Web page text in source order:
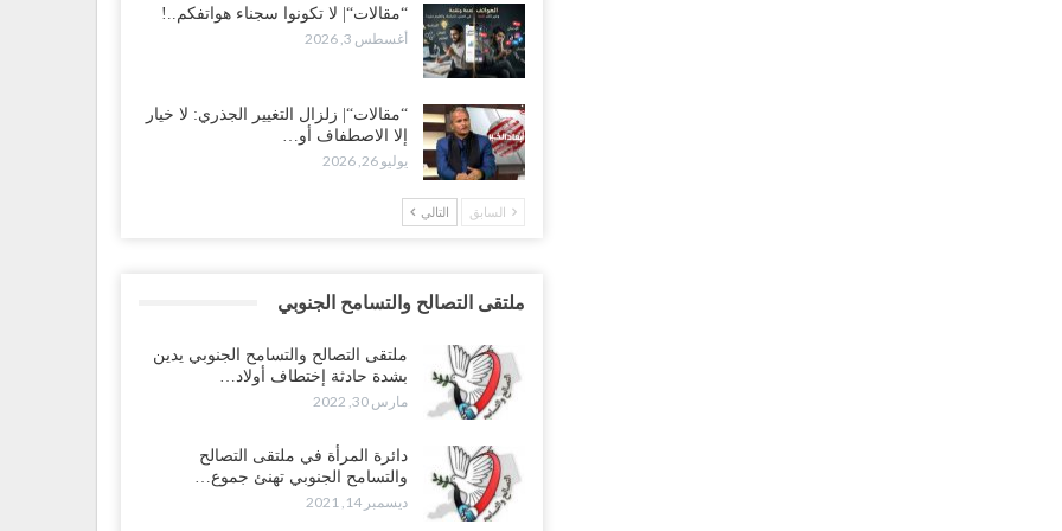
“مقالات“| لا تكونوا سجناء هواتفكم..!
أغسطس 3, 2026
“مقالات“| زلزال التغيير الجذري: لا خيار
إلا الاصطفاف أو…
يوليو 26, 2026
السابق التالي
ملتقى التصالح والتسامح الجنوبي
ملتقى التصالح والتسامح الجنوبي يدين
بشدة حادثة إختطاف أولاد…
مارس 30, 2022
دائرة المرأة في ملتقى التصالح
والتسامح الجنوبي تهنئ جموع…
ديسمبر 14, 2021